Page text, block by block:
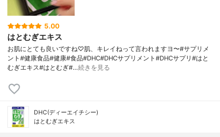
5.00
はとむぎエキス
お肌にとても良いですね♡肌、キレイねって言われますヨ〜#サプリメ
ント#健康食品#健康#食品#DHC#DHCサプリメント#DHCサプリ#はと
むぎエキス#はとむぎ#…続きを見る
DHC(ディーエイチシー)
はとむぎエキス